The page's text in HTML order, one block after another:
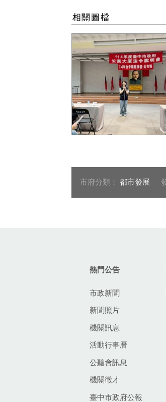
相關圖檔
市府分類： 都市發展
熱門公告
市政新聞
新聞照片
機關訊息
活動行事曆
公聽會訊息
機關徵才
臺中市政府公報